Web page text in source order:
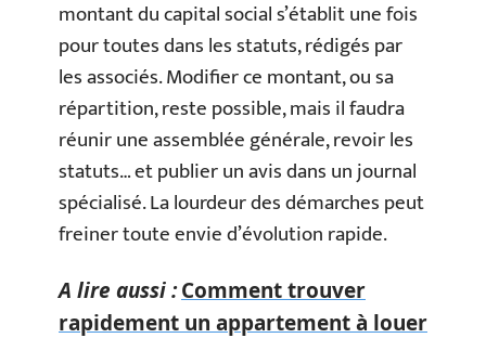
montant du capital social s’établit une fois
pour toutes dans les statuts, rédigés par
les associés. Modifier ce montant, ou sa
répartition, reste possible, mais il faudra
réunir une assemblée générale, revoir les
statuts… et publier un avis dans un journal
spécialisé. La lourdeur des démarches peut
freiner toute envie d’évolution rapide.
A lire aussi :Comment trouver
rapidement un appartement à louer